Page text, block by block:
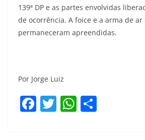
139ª DP e as partes envolvidas
de ocorrência. A foice e a arma de
permaneceram apreendidas.
Por Jorge Luiz
F T W